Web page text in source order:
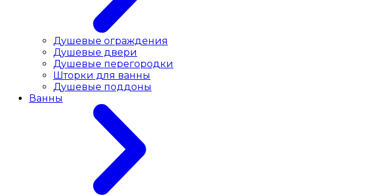
Душевые ограждения
Душевые двери
Душевые перегородки
Шторки для ванны
Душевые поддоны
Ванны